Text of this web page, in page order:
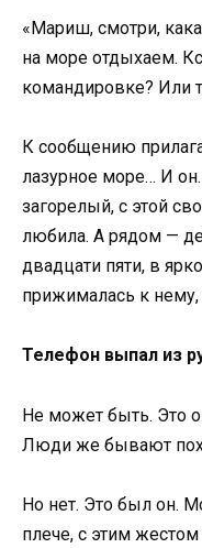
«Мариш, смотри,
на море отдыхаем.
командировке? Или
К сообщению
лазурное море… И
загорелый, с этой
любила. А рядом —
двадцати пяти, в
прижималась к нему,
Телефон выпал из
Не может быть. Это
Люди же бывают
Но нет. Это был он.
плече, с этим